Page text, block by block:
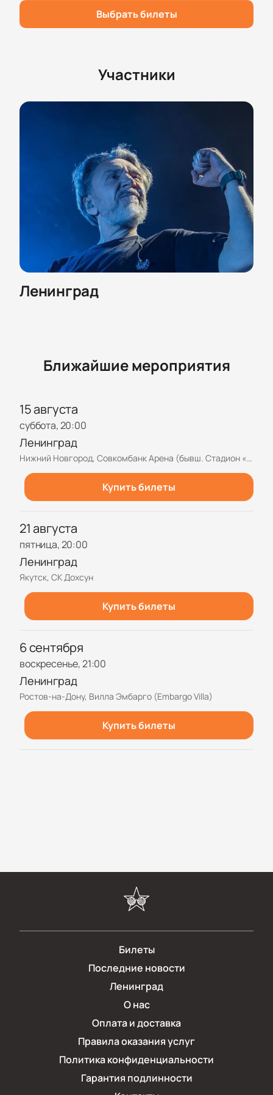
поможет определиться с выбором. После оплаты
входные билеты придут на электронную почту.
телефону с поддержкой оператора.
выступление и услышать любимые композиции
Выбрать билеты
Участники
Ленинград
Ближайшие мероприятия
15 августа
суббота, 20:00
Ленинград
Нижний Новгород, Совкомбанк Арена (бывш. Стадион «Нижний Новгород»)
Купить билеты
21 августа
пятница, 20:00
Ленинград
Якутск, СК Дохсун
Купить билеты
6 сентября
воскресенье, 21:00
Ленинград
Ростов-на-Дону, Вилла Эмбарго (Embargo Villa)
Купить билеты
Билеты
Последние новости
Ленинград
О нас
Оплата и доставка
Правила оказания услуг
Политика конфиденциальности
Гарантия подлинности